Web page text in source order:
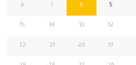
5
6
7
8
12
13
14
15
19
20
21
22